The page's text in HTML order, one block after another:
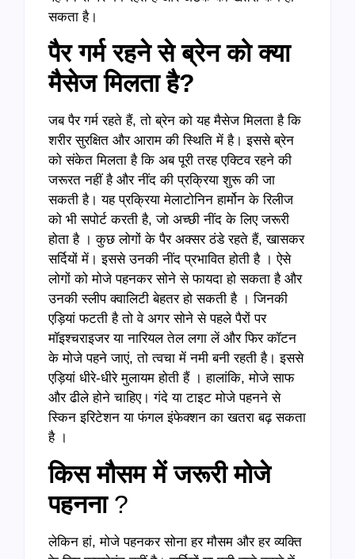
सकता है।
पैर गर्म रहने से ब्रेन को क्या
मैसेज मिलता है?
जब पैर गर्म रहते हैं, तो ब्रेन को यह मैसेज मिलता है कि
शरीर सुरक्षित और आराम की स्थिति में है। इससे ब्रेन
को संकेत मिलता है कि अब पूरी तरह एक्टिव रहने की
जरूरत नहीं है और नींद की प्रक्रिया शुरू की जा
सकती है। यह प्रक्रिया मेलाटोनिन हार्मोन के रिलीज
को भी सपोर्ट करती है, जो अच्छी नींद के लिए जरूरी
होता है । कुछ लोगों के पैर अक्सर ठंडे रहते हैं, खासकर
सर्दियों में। इससे उनकी नींद प्रभावित होती है । ऐसे
लोगों को मोजे पहनकर सोने से फायदा हो सकता है और
उनकी स्लीप क्वालिटी बेहतर हो सकती है । जिनकी
एड़ियां फटती है तो वे अगर सोने से पहले पैरों पर
मॉइश्चराइजर या नारियल तेल लगा लें और फिर कॉटन
के मोजे पहने जाएं, तो त्वचा में नमी बनी रहती है। इससे
एड़ियां धीरे-धीरे मुलायम होती हैं । हालांकि, मोजे साफ
और ढीले होने चाहिए। गंदे या टाइट मोजे पहनने से
स्किन इरिटेशन या फंगल इंफेक्शन का खतरा बढ़ सकता
है ।
किस मौसम में जरूरी मोजे
पहनना?
लेकिन हां, मोजे पहनकर सोना हर मौसम और हर व्यक्ति